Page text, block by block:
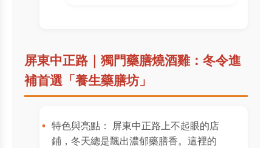
屏東中正路｜獨門藥膳燒酒雞：冬令進
補首選「養生藥膳坊」
特色與亮點： 屏東中正路上不起眼的店
鋪，冬天總是飄出濃郁藥膳香。這裡的